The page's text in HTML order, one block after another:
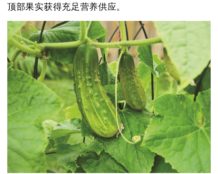
顶部果实获得充足营养供应。